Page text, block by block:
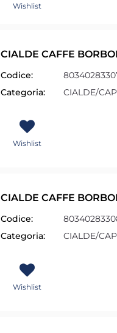
Wishlist
CIALDE CAFFE
Codice:
Categoria:
CIALDE/
Wishlist
CIALDE CAFFE
Codice:
Categoria:
CIALDE/
Wishlist